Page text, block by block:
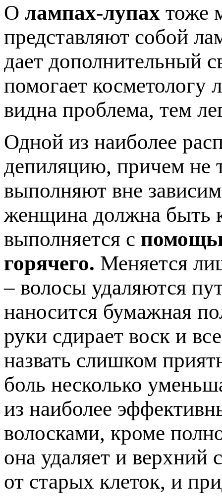
О лампах-лупах тоже
представляют собой
дает дополнительный
помогает косметологу
видна проблема, тем
Одной из наиболее
депиляцию, причем не
выполняют вне
женщина должна быть
выполняется с
горячего. Меняется
– волосы удаляются
наносится бумажная
руки сдирает воск и
назвать слишком
боль несколько
из наиболее
волосками, кроме
она удаляет и верхний
от старых клеток, и